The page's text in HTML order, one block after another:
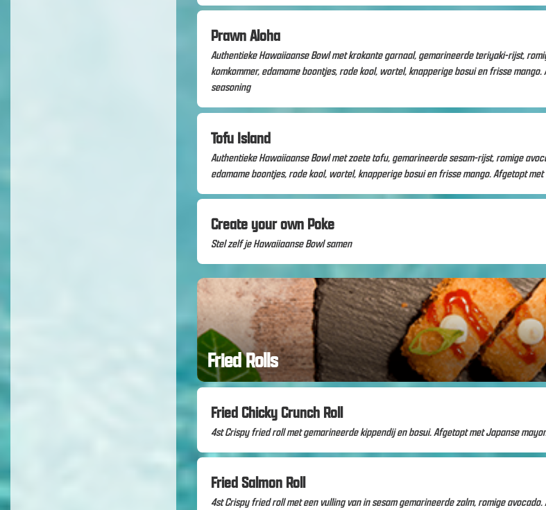
Prawn Aloha
Authentieke Hawaiiaanse Bowl met krokante garnaal, gemarineerde teriyaki-rijst,
komkommer, edamame boontjes, rode kool, wortel, knapperige bosui en frisse
seasoning
Tofu Island
Authentieke Hawaiiaanse Bowl met zoete tofu, gemarineerde sesam-rijst, romige
edamame boontjes, rode kool, wortel, knapperige bosui en frisse mango. Afgetopt
Create your own Poke
Stel zelf je Hawaiiaanse Bowl samen
Fried Rolls
Fried Chicky Crunch Roll
4st Crispy fried roll met gemarineerde kippendij en bosui. Afgetopt met Japanse
Fried Salmon Roll
4st Crispy fried roll met een vulling van in sesam gemarineerde zalm, romige